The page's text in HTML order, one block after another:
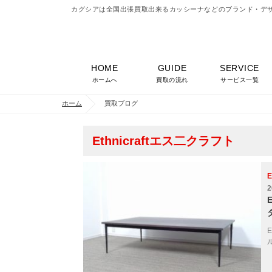
カグシアは全国出張買取出来るカッシーナなどのブランド・デ
HOME
ホームへ
GUIDE
買取の流れ
SERVICE
サービス一覧
ホーム 買取ブログ
Ethnicraftエス二クラフト